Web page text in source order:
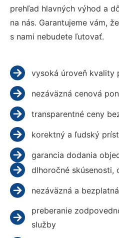
prehľad hlavných výhod a
na nás. Garantujeme vám,
s nami nebudete ľutovať.
vysoká úroveň kvality
nezáväzná cenová
transparentné ceny
korektný a ľudský
garancia dodania
dlhoročné skúsenosti,
nezáväzná a
preberanie
služby